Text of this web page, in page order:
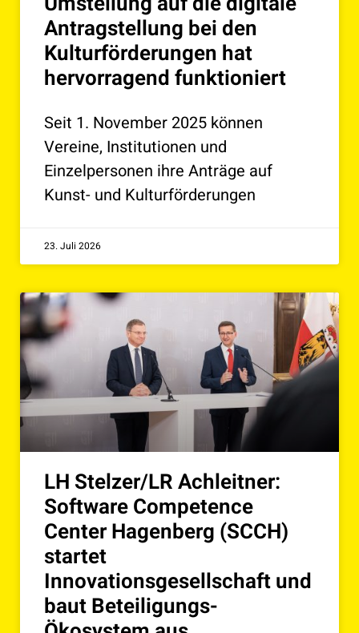
Antragstellung bei den
Kulturförderungen hat
hervorragend funktioniert
Seit 1. November 2025 können
Vereine, Institutionen und
Einzelpersonen ihre Anträge auf
Kunst- und Kulturförderungen
23. Juli 2026
LH Stelzer/LR Achleitner:
Software Competence
Center Hagenberg (SCCH)
startet
Innovationsgesellschaft und
baut Beteiligungs-